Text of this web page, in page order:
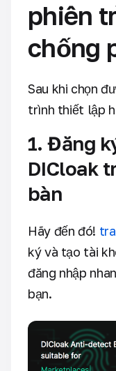
phiên
chống
Sau khi chọn
trình thiết lập
1. Đăng
DICloak
bàn
Hãy đến đó!
ký và tạo tài
đăng nhập
bạn.